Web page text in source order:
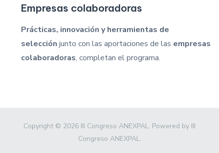
Empresas colaboradoras
Prácticas, innovación y herramientas de
selecciónjunto con las aportaciones de las empresas
colaboradoras, completan el programa.
Copyright © 2026 III Congreso ANEXPAL. Powered by III
Congreso ANEXPAL.